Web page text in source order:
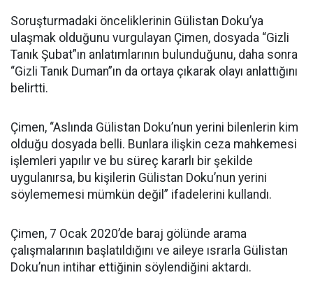
Soruşturmadaki önceliklerinin Gülistan Doku’ya
ulaşmak olduğunu vurgulayan Çimen, dosyada “Gizli
Tanık Şubat”ın anlatımlarının bulunduğunu, daha sonra
“Gizli Tanık Duman”ın da ortaya çıkarak olayı anlattığını
belirtti.
Çimen, “Aslında Gülistan Doku’nun yerini bilenlerin kim
olduğu dosyada belli. Bunlara ilişkin ceza mahkemesi
işlemleri yapılır ve bu süreç kararlı bir şekilde
uygulanırsa, bu kişilerin Gülistan Doku’nun yerini
söylememesi mümkün değil” ifadelerini kullandı.
Çimen, 7 Ocak 2020’de baraj gölünde arama
çalışmalarının başlatıldığını ve aileye ısrarla Gülistan
Doku’nun intihar ettiğinin söylendiğini aktardı.